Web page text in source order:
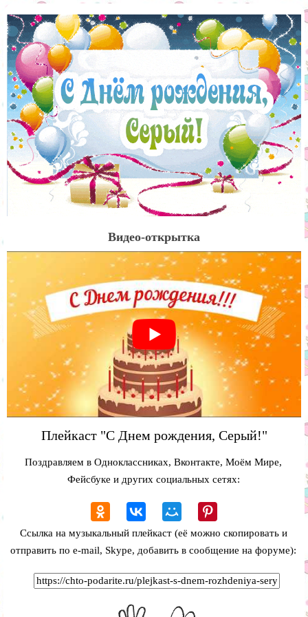
Видео-открытка
Плейкаст "С Днем рождения, Серый!"
Поздравляем в Одноклассниках, Вконтакте, Моём Мире,
Фейсбуке и других социальных сетях:
Ссылка на музыкальный плейкаст (её можно скопировать и
отправить по e-mail, Skype, добавить в сообщение на форуме):